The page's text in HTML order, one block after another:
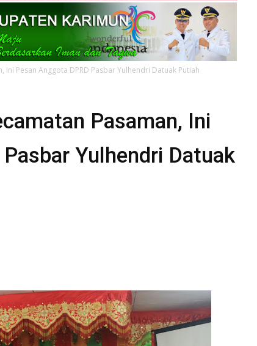
Pesan Anggota DPRD Pasbar Yulhendri Datuak Putiah
Pasaman, Ini
Yulhendri Datuak